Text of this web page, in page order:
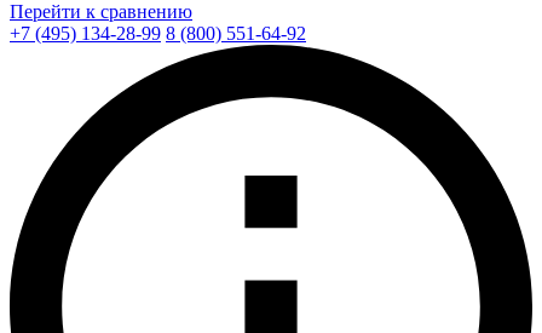
Перейти к сравнению
+7 (495) 134-28-99 8 (800) 551-64-92